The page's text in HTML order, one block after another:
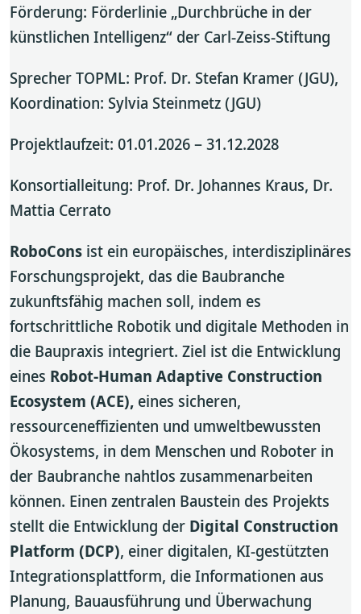
Förderung: Förderlinie „Durchbrüche in der
künstlichen Intelligenz“ der Carl-Zeiss-Stiftung
Sprecher TOPML: Prof. Dr. Stefan Kramer (JGU),
Koordination: Sylvia Steinmetz (JGU)
Projektlaufzeit: 01.01.2026 – 31.12.2028
Konsortialleitung: Prof. Dr. Johannes Kraus, Dr.
Mattia Cerrato
RoboCons ist ein europäisches, interdisziplinäres
Forschungsprojekt, das die Baubranche
zukunftsfähig machen soll, indem es
fortschrittliche Robotik und digitale Methoden in
die Baupraxis integriert. Ziel ist die Entwicklung
eines Robot-Human Adaptive Construction
Ecosystem (ACE), eines sicheren,
ressourceneffizienten und umweltbewussten
Ökosystems, in dem Menschen und Roboter in
der Baubranche nahtlos zusammenarbeiten
können. Einen zentralen Baustein des Projekts
stellt die Entwicklung der Digital Construction
Platform (DCP), einer digitalen, KI-gestützten
Integrationsplattform, die Informationen aus
Planung, Bauausführung und Überwachung